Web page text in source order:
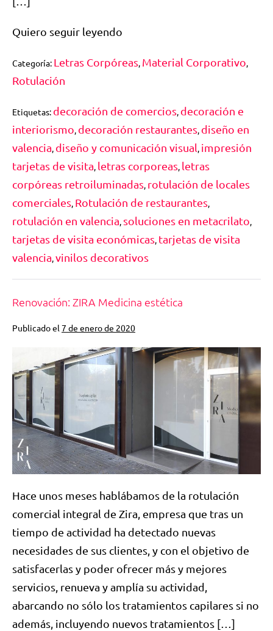
Quiero seguir leyendo
Categoría: Letras Corpóreas, Material Corporativo,
Rotulación
Etiquetas: decoración de comercios, decoración e
interiorismo, decoración restaurantes, diseño en
valencia, diseño y comunicación visual, impresión
tarjetas de visita, letras corporeas, letras
corpóreas retroiluminadas, rotulación de locales
comerciales, Rotulación de restaurantes,
rotulación en valencia, soluciones en metacrilato,
tarjetas de visita económicas, tarjetas de visita
valencia,vinilos decorativos
Renovación: ZIRA Medicina estética
Publicado el 7 de enero de 2020
Hace unos meses hablábamos de la rotulación
comercial integral de Zira, empresa que tras un
tiempo de actividad ha detectado nuevas
necesidades de sus clientes, y con el objetivo de
satisfacerlas y poder ofrecer más y mejores
servicios, renueva y amplía su actividad,
abarcando no sólo los tratamientos capilares si no
además, incluyendo nuevos tratamientos […]